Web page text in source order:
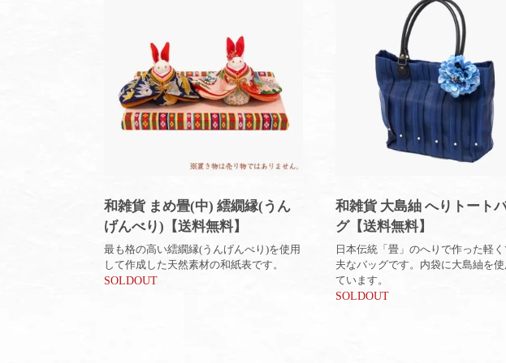
和雑貨 まめ畳(中) 繧繝縁(うん
げんべり)【送料無料】
最も格の高い繧繝縁(うんげんべり)を使用
して作成した天然素材の和紙表です。
SOLDOUT
和雑貨 大島紬 へりトート
グ【送料無料】
日本伝統「畳」のへりで作った軽
夫なバッグです。内袋に大島紬を
ています。
SOLDOUT